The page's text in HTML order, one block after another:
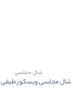
شال مجلسی
شال مجلسی ویسکوز طیفی S8101